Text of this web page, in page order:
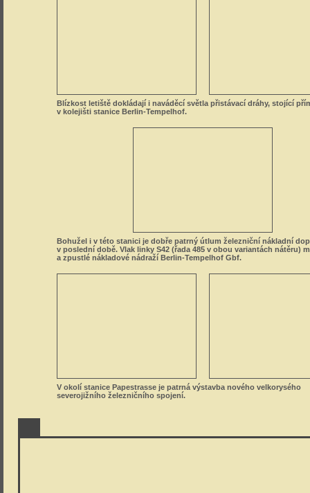
Blízkost letiště dokládají i naváděcí světla přistávací dráhy, stojící
v kolejišti stanice Berlin-Tempelhof.
Bohužel i v této stanici je dobře patrný útlum železniční nákladní
v poslední době. Vlak linky S42 (řada 485 v obou variantách nátěru)
a zpustlé nákladové nádraží Berlin-Tempelhof Gbf.
V okolí stanice Papestrasse je patrná výstavba nového velkorysého
severojižního železničního spojení.